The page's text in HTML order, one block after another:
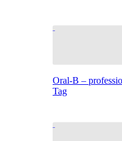
Oral-B –
Tag